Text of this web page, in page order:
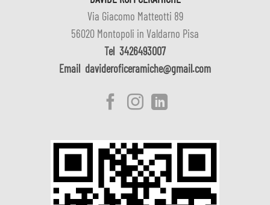
Via Giacomo Matteotti 89
56020 Montopoli in Valdarno Pisa
Tel 3426493007
Email davideroficeramiche@gmail.com